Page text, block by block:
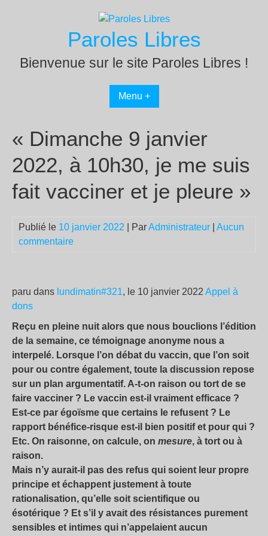
Paroles Libres
Bienvenue sur le site Paroles Libres !
Menu +
« Dimanche 9 janvier
2022, à 10h30, je me suis
fait vacciner et je pleure »
Publié le 10 janvier 2022 | ParAdministrateur
Aucun
commentaire
paru dans lundimatin#321, le 10 janvier 2022 Appel à
dons
Reçu en pleine nuit alors que nous bouclions l’édition
de la semaine, ce témoignage anonyme nous a
interpelé. Lorsque l’on débat du vaccin, que l’on soit
pour ou contre également, toute la discussion repose
sur un plan argumentatif. A-t-on raison ou tort de se
faire vacciner ? Le vaccin est-il vraiment efficace ?
Est-ce par égoïsme que certains le refusent ? Le
rapport bénéfice-risque est-il bien positif et pour qui ?
Etc. On raisonne, on calcule, on mesure, à tort ou à
raison.
Mais n’y aurait-il pas des refus qui soient leur propre
principe et échappent justement à toute
rationalisation, qu’elle soit scientifique ou
ésotérique ? Et s’il y avait des résistances purement
sensibles et intimes qui n’appelaient aucun